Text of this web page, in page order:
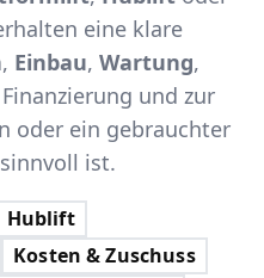
eine klare
, Einbau, Wartung,
und zur
oder ein gebrauchter
ist.
Hublift
Kosten & Zuschuss